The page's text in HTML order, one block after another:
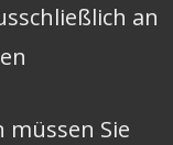
an
müssen Sie